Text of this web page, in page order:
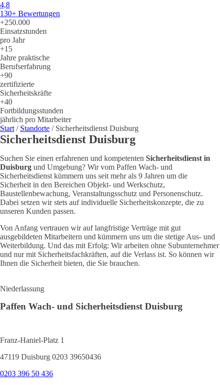
4,8
130+ Bewertungen
+250.000
Einsatz­stunden
pro Jahr
+15
Jahre praktische
Berufs­erfahrung
+90
zertifizierte
Sicherheits­kräfte
+40
Fortbildungs­stunden
jährlich pro Mitarbeiter
Start / Standorte / Sicherheitsdienst Duisburg
Sicherheitsdienst Duisburg
Suchen Sie einen erfahrenen und kompetenten Sicherheitsdienst in
Duisburg und Umgebung? Wir vom Paffen Wach- und
Sicherheitsdienst kümmern uns seit mehr als 9 Jahren um die
Sicherheit in den Bereichen Objekt- und Werkschutz,
Baustellenbewachung, Veranstaltungsschutz und Personenschutz.
Dabei setzen wir stets auf individuelle Sicherheitskonzepte, die zu
unseren Kunden passen.
Von Anfang vertrauen wir auf langfristige Verträge mit gut
ausgebildeten Mitarbeitern und kümmern uns um die stetige Aus- und
Weiterbildung. Und das mit Erfolg: Wir arbeiten ohne Subunternehmer
und nur mit Sicherheitsfachkräften, auf die Verlass ist. So können wir
Ihnen die Sicherheit bieten, die Sie brauchen.
Niederlassung
Paffen Wach- und Sicherheitsdienst Duisburg
Franz-Haniel-Platz 1
47119 Duisburg 0203 39650436
0203 396 50 436